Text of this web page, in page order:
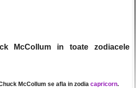
McCollum in toate zodiacele
McCollum se afla in zodia capricorn.